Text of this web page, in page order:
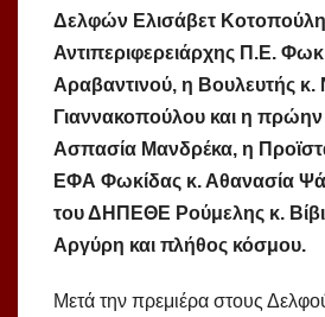
Δελφών Ελισάβετ
Αντιπεριφερειάρχης Π.Ε.
Αραβαντινού, η Βουλευτής κ.
Γιαννακοπούλου και η
Ασπασία Μανδρέκα, η
ΕΦΑ Φωκίδας κ. Αθανασία
του ΔΗΠΕΘΕ Ρούμελης κ.
Αργύρη και πλήθος κόσμου.
Μετά την πρεμιέρα στους